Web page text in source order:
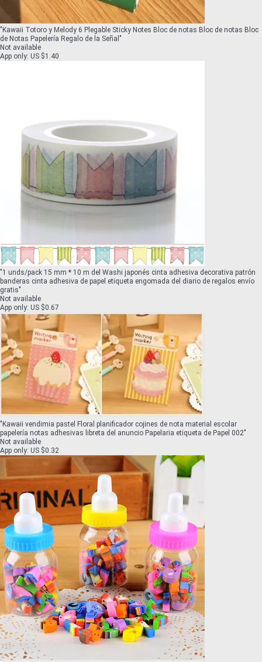
" Kawaii Totoro y Melody 6 Plegable Sticky Notes Bloc de notas Bloc de notas Bloc
de Notas Papelería Regalo de la Señal "
Not available
App only: US $1.40
"1 unds/pack 15 mm * 10 m del Washi japonés cinta adhesiva decorativa patrón
banderas cinta adhesiva de papel etiqueta engomada del diario de regalos envío
gratis"
Not available
App only: US $0.67
" Kawaii vendimia pastel Floral planificador cojines de nota material escolar
papelería notas adhesivas libreta del anuncio Papelaria etiqueta de Papel 002"
Not available
App only: US $0.32